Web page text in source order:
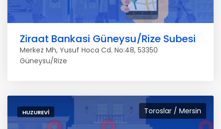
Ziraat Bankasi Güneysu/Rize Subesi
Merkez Mh, Yusuf Hoca Cd. No:48, 53350
Güneysu/Rize
Toroslar / Mersin
HUZUREVI